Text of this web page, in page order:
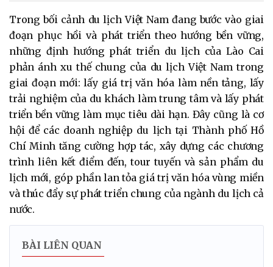
Trong bối cảnh du lịch Việt Nam đang bước vào giai
đoạn phục hồi và phát triển theo hướng bền vững,
những định hướng phát triển du lịch của Lào Cai
phản ánh xu thế chung của du lịch Việt Nam trong
giai đoạn mới: lấy giá trị văn hóa làm nền tảng, lấy
trải nghiệm của du khách làm trung tâm và lấy phát
triển bền vững làm mục tiêu dài hạn. Đây cũng là cơ
hội để các doanh nghiệp du lịch tại Thành phố Hồ
Chí Minh tăng cường hợp tác, xây dựng các chương
trình liên kết điểm đến, tour tuyến và sản phẩm du
lịch mới, góp phần lan tỏa giá trị văn hóa vùng miền
và thúc đẩy sự phát triển chung của ngành du lịch cả
nước.
BÀI LIÊN QUAN